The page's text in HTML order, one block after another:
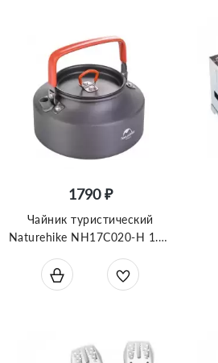
1790 ₽
Чайник туристический
Naturehike NH17C020-H 1.1л